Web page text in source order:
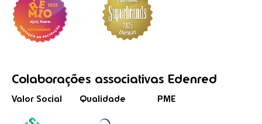
Colaborações associativas Edenred
Valor Social Qualidade PME